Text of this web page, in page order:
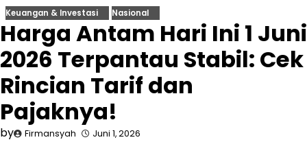
Keuangan & Investasi Nasional
Harga Antam Hari Ini 1 Juni
2026 Terpantau Stabil: Cek
Rincian Tarif dan
Pajaknya!
by Firmansyah Juni 1, 2026